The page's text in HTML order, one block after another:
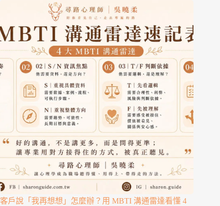
客戶說「我再想想」怎麼辦？用 MBTI 溝通雷達看懂 4